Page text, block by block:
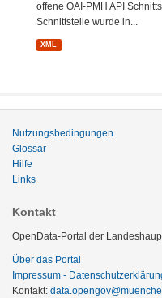
offene OAI-PMH API
Schnittstelle wurde in...
XML
Nutzungsbedingungen
Glossar
Hilfe
Links
Kontakt
OpenData-Portal der
Über das Portal
Impressum -
Kontakt: